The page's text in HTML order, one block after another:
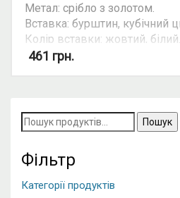
Метал: срібло з золотом.
Вставка: бурштин, кубічний
Колір вставки: жовтий, білий.
Вид: овальний камінь.
461 грн.
Пошук
за
запитом:
Фільтр
Категорії продуктів